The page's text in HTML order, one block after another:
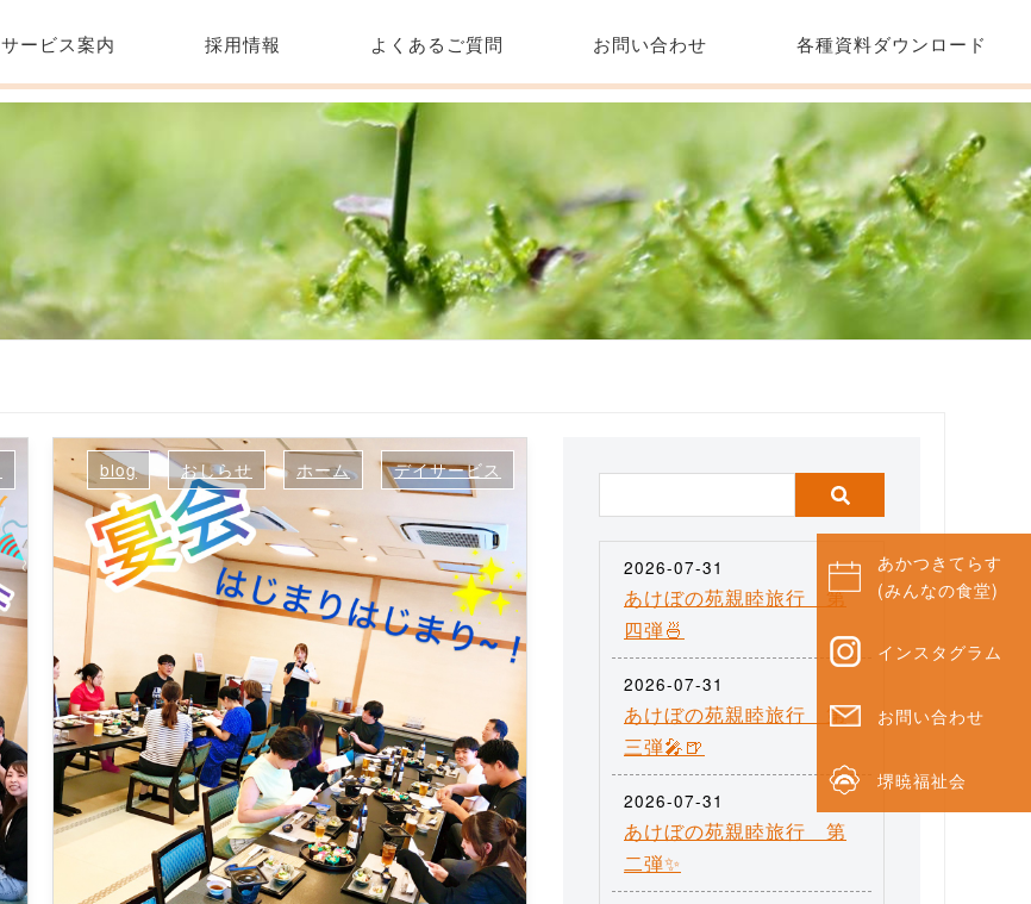
サービス案内 採用情報 よくあるご質問 お問い合わせ 各種資料ダウンロード
あかつきてらす
(みんなの食堂)
インスタグラム
お問い合わせ
堺暁福祉会
blog おしらせ ホーム デイサービス
2026-07-31
あけぼの苑親睦旅行 第
四弾🍜
2026-07-31
あけぼの苑親睦旅行 第
三弾🎤🍺
2026-07-31
あけぼの苑親睦旅行 第
二弾✨